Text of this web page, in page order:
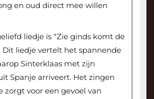
en oud direct mee willen
liedje is “Zie ginds komt de
Dit liedje vertelt het spannende
Sinterklaas met zijn
Spanje arriveert. Het zingen
zorgt voor een gevoel van